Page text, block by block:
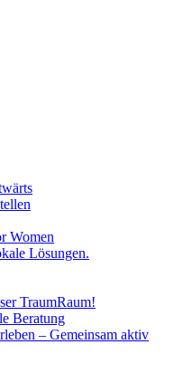
Women
Lösungen.
TraumRaum!
Beratung
– Gemeinsam aktiv